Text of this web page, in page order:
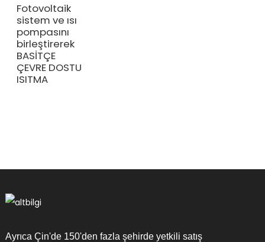
Fotovoltaik
sistem ve ısı
pompasını
birleştirerek
BASİTÇE
ÇEVRE DOSTU
ISITMA
Ayrıca Çin'de 150'den fazla şehirde yetkili satış